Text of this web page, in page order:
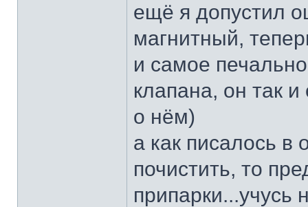
ещё я допустил
магнитный,
и самое
клапана, он так
о нём)
а как писалось
почистить, то
припарки...учусь